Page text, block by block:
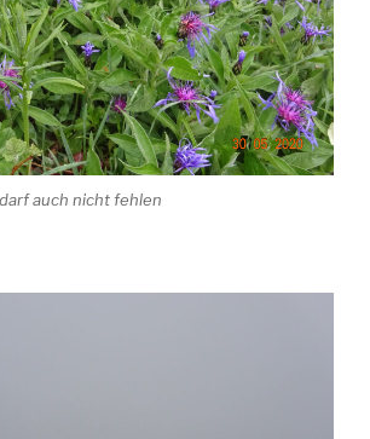
auch nicht fehlen